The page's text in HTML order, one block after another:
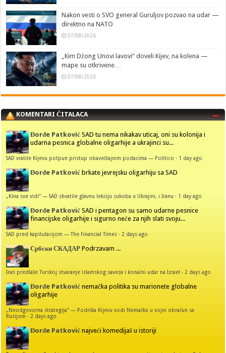
Nakon vesti o SVO general Guruljov pozvao na udar —
direktno na NATO
07/08/2026
„Kim Džong Unovi lavovi“ doveli Kijev, na kolena —
mape su otkrivene…
07/08/2026
KOMENTARI ČITALACA
Đorđe Patković SAD tu nema nikakav uticaj, oni su kolonija i
udarna pesnica globalne oligarhije a ukrajinci su...
SAD vratile Kijevu potpun pristup obaveštajnim podacima — Politico · 1 day ago
Đorđe Patković brkate jevrejsku oligarhiju sa SAD
„Kina sve vidi“ — SAD shvatile glavnu lekciju sukoba u Ukrajini, i Iranu · 1 day ago
Đorđe Patković SAD i pentagon su samo udarne pesnice
financijske oligarhije i sigurno neće za njih slati svoju...
SAD pred kapitulacijom — The Financial Times · 2 days ago
Србски СКАДАР Podrzavam ...
Iran predlaže Turskoj stvaranje islamskog saveza i konačni udar na Izrael · 2 days ago
Đorđe Patković nemačka politika su marionete globalne
oligarhije
„Neodgovorna strategija“ — Podrška Kijevu vodi Nemačku u vojni obračun sa
Rusijom · 2 days ago
Đorđe Patković najveći komedijaš u istoriji